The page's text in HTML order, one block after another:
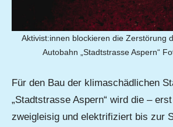
Aktivist:innen blockieren die Zerstörung
Autobahn „Stadtstrasse Aspern“
Für den Bau der klimaschädlichen
„Stadtstrasse Aspern“ wird die –
zweigleisig und elektrifiziert bis zur